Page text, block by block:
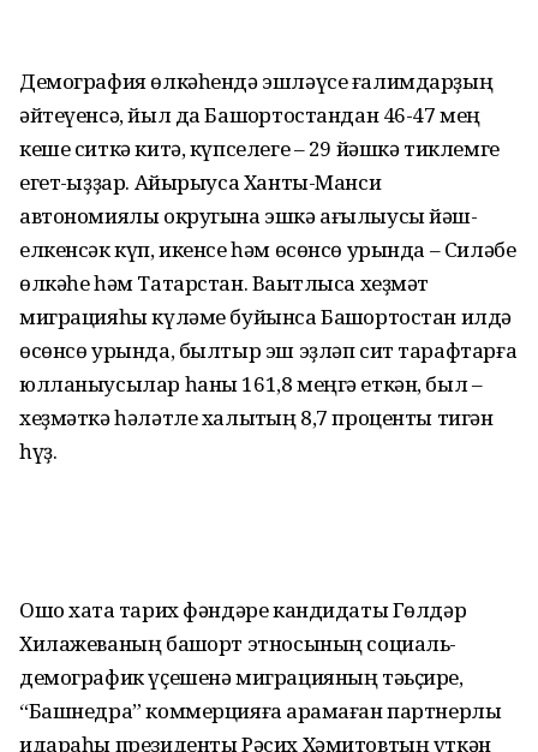
Демография өлкәһендә эшләүсе ғалимдарҙың
әйтеүенсә, йыл да Башҡортостандан 46-47 мең
кеше ситкә китә, күпселеге – 29 йәшкә тиклемге
егет-ҡыҙҙар. Айырыуса Ханты-Манси
автономиялы округына эшкә ағылыусы йәш-
елкенсәк күп, икенсе һәм өсөнсө урында – Силәбе
өлкәһе һәм Татарстан. Ваҡытлыса хеҙмәт
миграцияһы күләме буйынса Башҡортостан илдә
өсөнсө урында, былтыр эш эҙләп сит тарафтарға
юлланыусылар һаны 161,8 меңгә еткән, был –
хеҙмәткә һәләтле халыҡтың 8,7 проценты тигән
һүҙ.
Ошо хаҡта тарих фәндәре кандидаты Гөлдәр
Хилажеваның башҡорт этносының социаль-
демографик үҫешенә миграцияның тәьҫире,
“Башнедра” коммерцияға ҡарамаған партнерлыҡ
идараһы президенты Рәсих Хәмитовтың үткән